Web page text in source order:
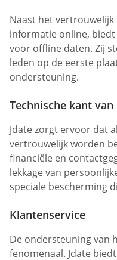
Naast het
informatie online,
voor offline daten. Zij
leden op de eerste
ondersteuning.
Technische kant
Jdate zorgt ervoor dat
vertrouwelijk worden
financiële en
lekkage van
speciale bescherming
Klantenservice
De ondersteuning van
fenomenaal. Jdate